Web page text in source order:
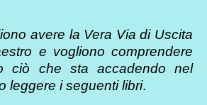
avere la Vera Via di Uscita
e vogliono comprendere
ciò che sta accadendo nel
leggere i seguenti libri.